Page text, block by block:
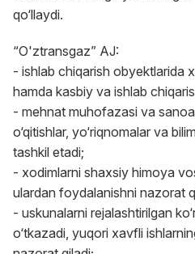
qo‘llaydi.
“O'ztransgaz” AJ:
- ishlab chiqarish obyektlarida
hamda kasbiy va ishlab
- mehnat muhofazasi va
o‘qitishlar, yo‘riqnomalar va
tashkil etadi;
- xodimlarni shaxsiy himoya
ulardan foydalanishni nazorat
- uskunalarni rejalashtirilgan
o‘tkazadi, yuqori xavfli